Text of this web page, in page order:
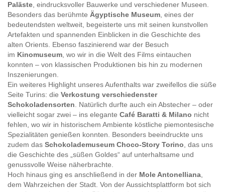
Paläste, eindrucksvoller Bauwerke und verschiedener Museen.
Besonders das berühmte Ägyptische Museum, eines der
bedeutendsten weltweit, begeisterte uns mit seinen kunstvollen
Artefakten und spannenden Einblicken in die Geschichte des
alten Orients. Ebenso faszinierend war der Besuch
im Kinomuseum, wo wir in die Welt des Films eintauchen
konnten – von klassischen Produktionen bis hin zu modernen
Inszenierungen.
Ein weiteres Highlight unseres Aufenthalts war zweifellos die süße
Seite Turins: die Verkostung verschiedenster
Schokoladensorten. Natürlich durfte auch ein Abstecher – oder
vielleicht sogar zwei – ins elegante Café Baratti & Milano nicht
fehlen, wo wir in historischem Ambiente köstliche piemontesische
Spezialitäten genießen konnten. Besonders beeindruckte uns
zudem das Schokolademuseum Choco-Story Torino, das uns
die Geschichte des „süßen Goldes“ auf unterhaltsame und
genussvolle Weise näherbrachte.
Hoch hinaus ging es anschließend in der Mole Antonelliana,
dem Wahrzeichen der Stadt. Von der Aussichtsplattform bot sich